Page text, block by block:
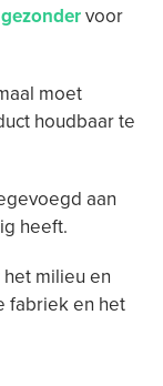
gezondervoor
moet
houdbaar te
aan
heeft.
milieu en
fabriek en het